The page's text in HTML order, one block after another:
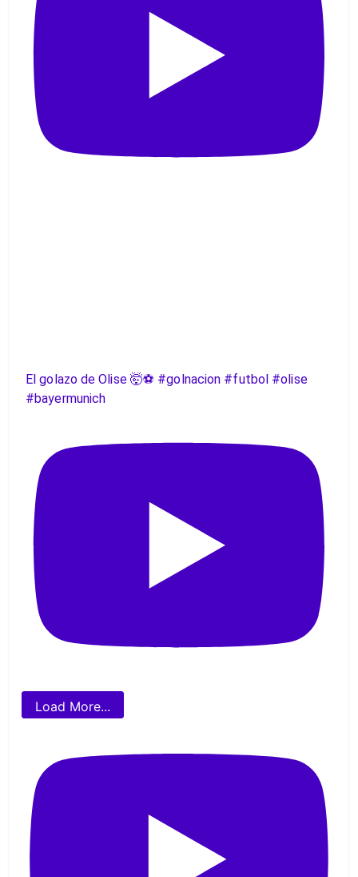
El golazo de Olise 🤯⚽️ #golnacion #futbol #olise
#bayermunich
Load More...